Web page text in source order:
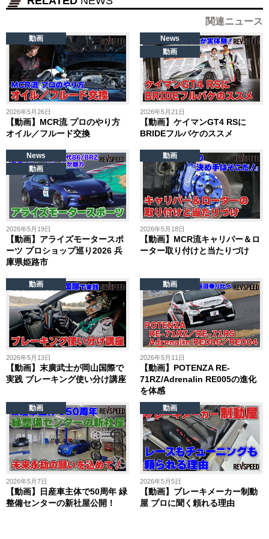
関連ニュース
2026年5月26日
【動画】MCR流 プロのやり方
オイル／フルード交換
動画
2026年5月21日
【動画】ケイマンGT4 RSに
BRIDEフルバケのススメ
News
動画
2026年5月19日
【動画】アライズモータースポ
ーツ プロショップ巡り2026 兵
庫県姫路市
News
動画
2026年5月18日
【動画】MCR流キャリパー＆ロ
ーター取り付けと当たりづけ
動画
2026年5月13日
【動画】末廣武士が岡山国際で
実践 ブレーキング使い分け講座
動画
2026年5月11日
【動画】POTENZA RE-
71RZ/Adrenalin RE005の進化
を体感
動画
2026年5月7日
【動画】日産車主体で50周年 緑
整備センターの新社屋公開！
動画
2026年5月5日
【動画】ブレーキメーカー制動
屋 プロに聞く頼れる理由
動画